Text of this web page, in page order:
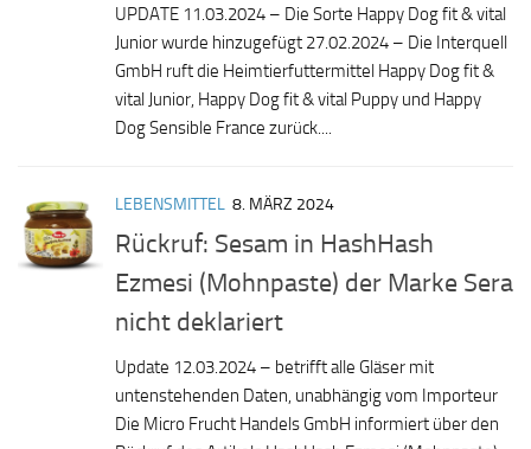
UPDATE 11.03.2024 – Die Sorte Happy Dog fit & vital
Junior wurde hinzugefügt 27.02.2024 – Die Interquell
GmbH ruft die Heimtierfuttermittel Happy Dog fit &
vital Junior, Happy Dog fit & vital Puppy und Happy
Dog Sensible France zurück....
LEBENSMITTEL 8. MÄRZ 2024
Rückruf: Sesam in HashHash
Ezmesi (Mohnpaste) der Marke Sera
nicht deklariert
Update 12.03.2024 – betrifft alle Gläser mit
untenstehenden Daten, unabhängig vom Importeur
Die Micro Frucht Handels GmbH informiert über den